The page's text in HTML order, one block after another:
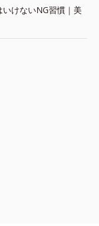
けないNG習慣｜美